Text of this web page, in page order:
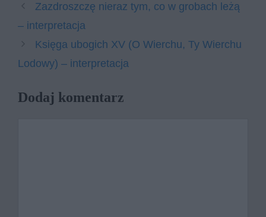
Zazdroszczę nieraz tym, co w grobach leżą
– interpretacja
Księga ubogich XV (O Wierchu, Ty Wierchu
Lodowy) – interpretacja
Dodaj komentarz